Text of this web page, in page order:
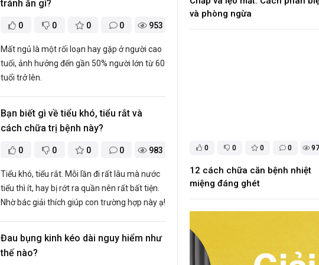
tránh ăn gì?
0 0 0 0 953
Mất ngủ là một rối loạn hay gặp ở người cao
tuổi, ảnh hưởng đến gần 50% người lớn từ 60
tuổi trở lên.
Bạn biết gì về tiểu khó, tiểu rắt và
cách chữa trị bệnh này?
0 0 0 0 983
Tiểu khó, tiểu rắt. Mỗi lần đi rất lâu mà nước
tiểu thì ít, hay bị rớt ra quần nên rất bất tiện.
Nhờ bác giải thích giúp con trường hợp này ạ!
Đau bụng kinh kéo dài nguy hiểm như
thế nào?
và phòng ngừa
0 0 0 0
12 cách chữa căn bệnh nhiệt
miệng đáng ghét